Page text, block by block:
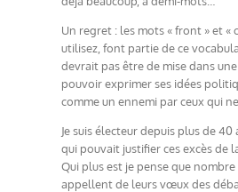
Un regret : les mots « front » et «
utilisez, font partie de ce
devrait pas être de mise dans
pouvoir exprimer ses idées
comme un ennemi par ceux qui
Je suis électeur depuis plus de 40
qui pouvait justifier ces excès de
Qui plus est je pense que
appellent de leurs vœux des